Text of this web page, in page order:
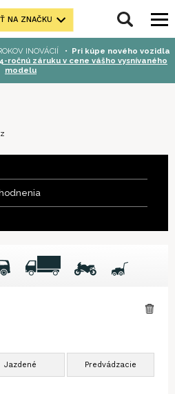
NA ZNAČKU
INOVÁCIÍ • Pri kúpe nového vozidla
ročnú záruku v cene vášho vysnívaného
modelu